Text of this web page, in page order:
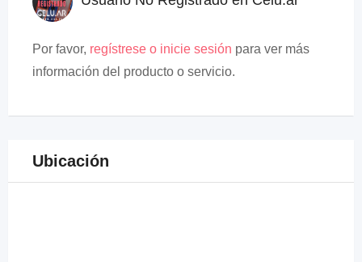
Por favor, regístrese o inicie sesión para ver más
información del producto o servicio.
Ubicación